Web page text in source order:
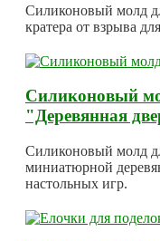
Силиконовый молд
кратера от взрыва
Силиконовый
"Деревянная
Силиконовый молд
миниатюрной
настольных игр.